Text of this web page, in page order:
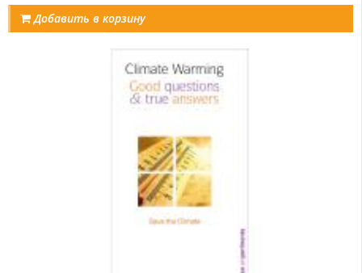
Добавить в корзину